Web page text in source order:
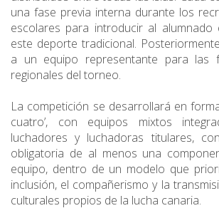
una fase previa interna durante los
escolares para introducir al
este deporte tradicional.
a un equipo representante para las
regionales del torneo.
La competición se desarrollará en
cuatro’, con equipos mixtos
luchadores y luchadoras titulares,
obligatoria de al menos una
equipo, dentro de un modelo que
inclusión, el compañerismo y la
culturales propios de la lucha canaria.